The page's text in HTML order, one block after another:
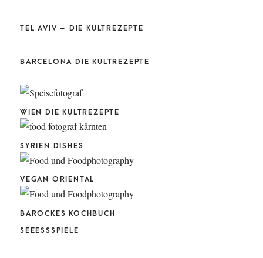
TEL AVIV – DIE KULTREZEPTE
BARCELONA DIE KULTREZEPTE
WIEN DIE KULTREZEPTE
SYRIEN DISHES
VEGAN ORIENTAL
BAROCKES KOCHBUCH
SEEESSSPIELE